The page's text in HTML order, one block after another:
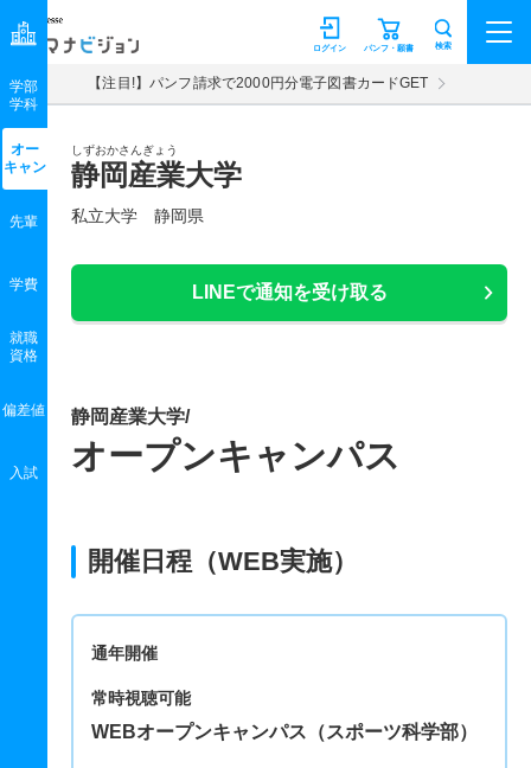
マナビジョン パンフ・願書
ログイン 検索
【注目!】パンフ請求で2000円分電子図書カードGET
しずおかさんぎょう
静岡産業大学
私立大学 静岡県
LINEで通知を受け取る
学部
学科
オー
キャン
先輩
学費
就職
資格
偏差値
入試
静岡産業大学/
オープンキャンパス
開催日程（WEB実施）
通年開催
常時視聴可能
WEBオープンキャンパス（スポーツ科学部）